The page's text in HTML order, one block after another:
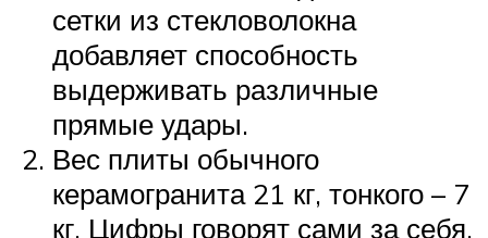
сетки из стекловолокна
добавляет способность
выдерживать различные
прямые удары.
Вес плиты обычного
керамогранита 21 кг, тонкого – 7
кг. Цифры говорят сами за себя.